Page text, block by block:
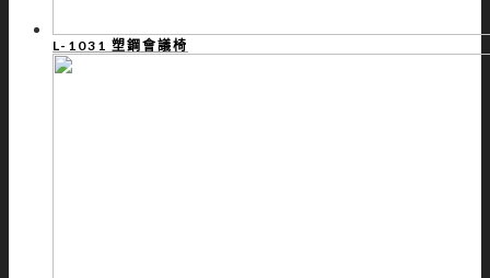
L-1031 塑鋼會議椅